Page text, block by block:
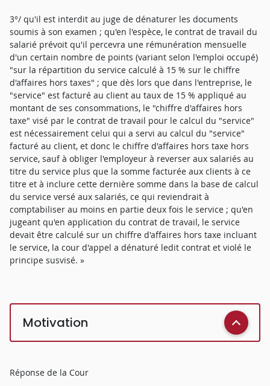
3°/ qu'il est interdit au juge de dénaturer les documents
soumis à son examen ; qu'en l'espèce, le contrat de travail du
salarié prévoit qu'il percevra une rémunération mensuelle
d'un certain nombre de points (variant selon l'emploi occupé)
"sur la répartition du service calculé à 15 % sur le chiffre
d'affaires hors taxes" ; que dès lors que dans l'entreprise, le
"service" est facturé au client au taux de 15 % appliqué au
montant de ses consommations, le "chiffre d'affaires hors
taxe" visé par le contrat de travail pour le calcul du "service"
est nécessairement celui qui a servi au calcul du "service"
facturé au client, et donc le chiffre d'affaires hors taxe hors
service, sauf à obliger l'employeur à reverser aux salariés au
titre du service plus que la somme facturée aux clients à ce
titre et à inclure cette dernière somme dans la base de calcul
du service versé aux salariés, ce qui reviendrait à
comptabiliser au moins en partie deux fois le service ; qu'en
jugeant qu'en application du contrat de travail, le service
devait être calculé sur un chiffre d'affaires hors taxe incluant
le service, la cour d'appel a dénaturé ledit contrat et violé le
principe susvisé. »
Motivation
Réponse de la Cour